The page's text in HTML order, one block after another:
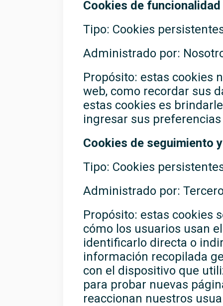
Cookies de funcionalidad
Tipo: Cookies
Administrado por:
Propósito: estas cookies
web, como recordar sus
estas cookies es
ingresar sus
Cookies de seguimiento
Tipo: Cookies
Administrado por:
Propósito: estas cookies
cómo los usuarios usan
identificarlo directa o
información recopilada
con el dispositivo que
para probar nuevas
reaccionan nuestros